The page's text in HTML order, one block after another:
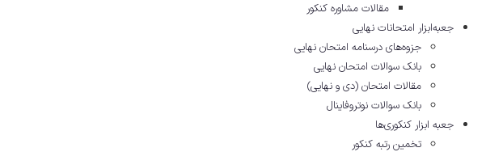
مقالات مشاوره‌ کنکور
جعبه‌ابزار امتحانات نهایی
جزوه‌های درسنامه امتحان نهایی
بانک سوالات امتحان نهایی
مقالات امتحان (دی و نهایی)
بانک سوالات نوتروفاینال
جعبه ابزار کنکوری‌ها
تخمین رتبه کنکور